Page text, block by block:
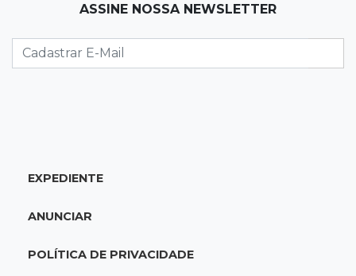
Na Vila Belmiro
lugar no Brasileirão
18:33Em 2022
adolescente atropelada no Amazonas
18:15 Nubank Parque
ASSINE NOSSA NEWSLETTER
EXPEDIENTE
ANUNCIAR
POLÍTICA DE PRIVACIDADE